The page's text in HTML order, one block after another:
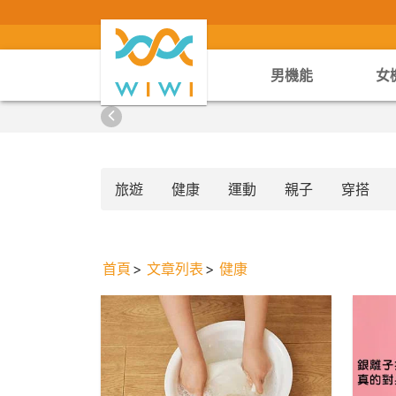
男機能 女
旅遊 健康 運動 親子 穿搭
首頁 文章列表 健康